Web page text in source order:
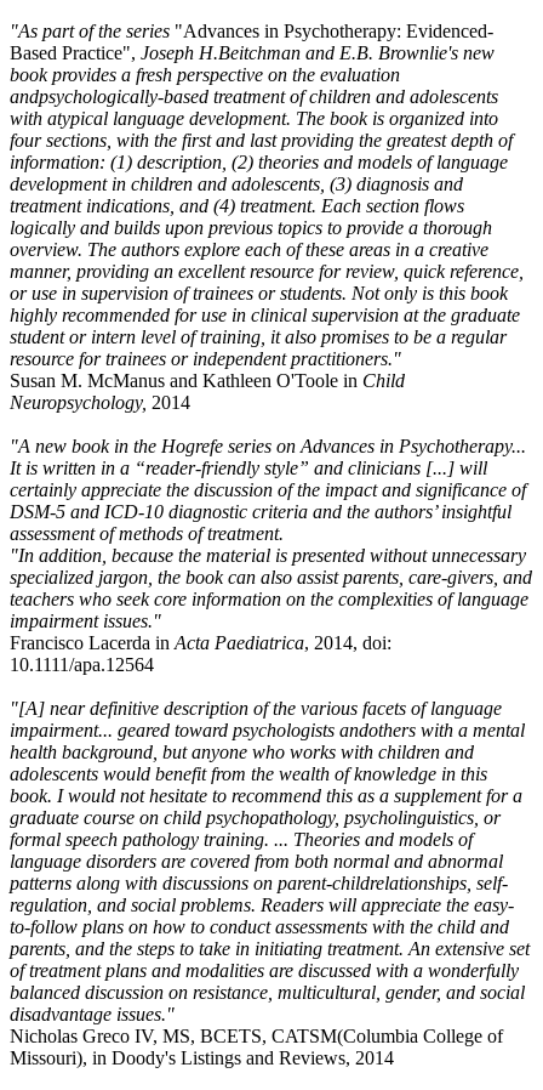
"As part of the series "Advances in Psychotherapy: Evidenced-
Based Practice", Joseph H.Beitchman and E.B. Brownlie's new
book provides a fresh perspective on the evaluation
andpsychologically-based treatment of children and adolescents
with atypical language development. The book is organized into
four sections, with the first and last providing the greatest depth of
information: (1) description, (2) theories and models of language
development in children and adolescents, (3) diagnosis and
treatment indications, and (4) treatment. Each section flows
logically and builds upon previous topics to provide a thorough
overview. The authors explore each of these areas in a creative
manner, providing an excellent resource for review, quick reference,
or use in supervision of trainees or students. Not only is this book
highly recommended for use in clinical supervision at the graduate
student or intern level of training, it also promises to be a regular
resource for trainees or independent practitioners."
Susan M. McManus and Kathleen O'Toole in Child
Neuropsychology, 2014
"A new book in the Hogrefe series on Advances in Psychotherapy...
It is written in a “reader-friendly style” and clinicians [...] will
certainly appreciate the discussion of the impact and significance of
DSM-5 and ICD-10 diagnostic criteria and the authors’ insightful
assessment of methods of treatment.
"In addition, because the material is presented without unnecessary
specialized jargon, the book can also assist parents, care-givers, and
teachers who seek core information on the complexities of language
impairment issues."
Francisco Lacerda inActa Paediatrica, 2014, doi:
10.1111/apa.12564
"[A] near definitive description of the various facets of language
impairment... geared toward psychologists andothers with a mental
health background, but anyone who works with children and
adolescents would benefit from the wealth of knowledge in this
book. I would not hesitate to recommend this as a supplement for a
graduate course on child psychopathology, psycholinguistics, or
formal speech pathology training. ... Theories and models of
language disorders are covered from both normal and abnormal
patterns along with discussions on parent-childrelationships, self-
regulation, and social problems. Readers will appreciate the easy-
to-follow plans on how to conduct assessments with the child and
parents, and the steps to take in initiating treatment. An extensive set
of treatment plans and modalities are discussed with a wonderfully
balanced discussion on resistance, multicultural, gender, and social
disadvantage issues."
Nicholas Greco IV, MS, BCETS, CATSM(Columbia College of
Missouri), in Doody's Listings and Reviews, 2014